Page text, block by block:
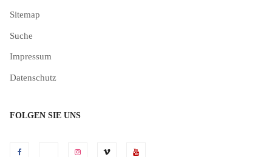
Sitemap
Suche
Impressum
Datenschutz
FOLGEN SIE UNS